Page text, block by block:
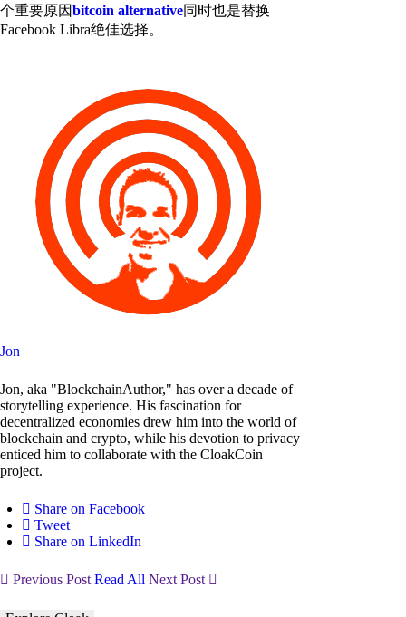
个重要原因bitcoin alternative同时也是替换
Facebook Libra绝佳选择。
Jon
Jon, aka "BlockchainAuthor," has over a decade of
storytelling experience. His fascination for
decentralized economies drew him into the world of
blockchain and crypto, while his devotion to privacy
enticed him to collaborate with the CloakCoin
project.
Share on Facebook
Tweet
Share on LinkedIn
Previous Post Read All Next Post